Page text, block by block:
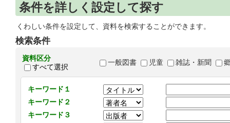
条件を詳しく設定して探す
くわしい条件を設定して、資料を検索することができます。
検索条件
資料区分
すべて選択
一般図書 児童 雑誌・新聞
キーワード１
キーワード２
キーワード３